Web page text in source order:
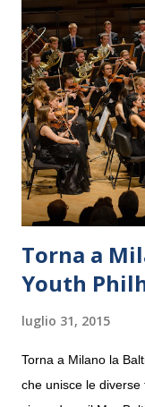
Torna a
Youth
luglio 31, 2015
Torna a Milano la
che unisce le